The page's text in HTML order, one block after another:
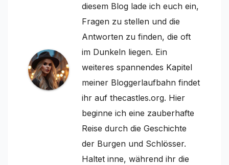
diesem Blog lade ich euch ein,
Fragen zu stellen und die
Antworten zu finden, die oft
im Dunkeln liegen. Ein
weiteres spannendes Kapitel
meiner Bloggerlaufbahn findet
ihr auf thecastles.org. Hier
beginne ich eine zauberhafte
Reise durch die Geschichte
der Burgen und Schlösser.
Haltet inne, während ihr die